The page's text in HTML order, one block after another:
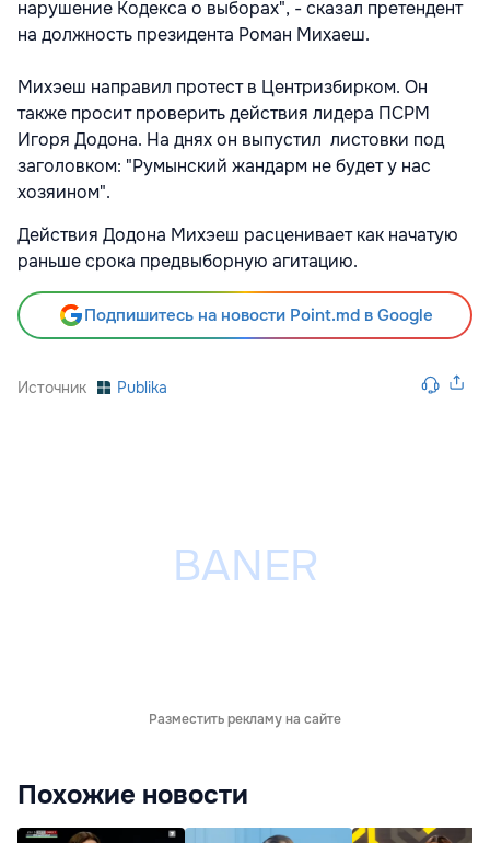
нарушение Кодекса о выборах", - сказал претендент
на должность президента Роман Михаеш.
Михэеш направил протест в Центризбирком. Он
также просит проверить действия лидера ПСРМ
Игоря Додона. На днях он выпустил листовки под
заголовком: "Румынский жандарм не будет у нас
хозяином".
Действия Додона Михэеш расценивает как начатую
раньше срока предвыборную агитацию.
Подпишитесь на новости Point.md в Google
Источник Publika
Разместить рекламу на сайте
Похожие новости